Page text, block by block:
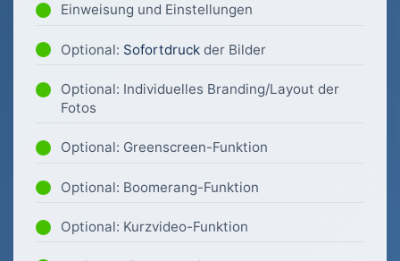
Einweisung und Einstellungen
Optional: Sofortdruck der Bilder
Optional: Individuelles Branding/Layout der
Fotos
Optional: Greenscreen-Funktion
Optional: Boomerang-Funktion
Optional: Kurzvideo-Funktion